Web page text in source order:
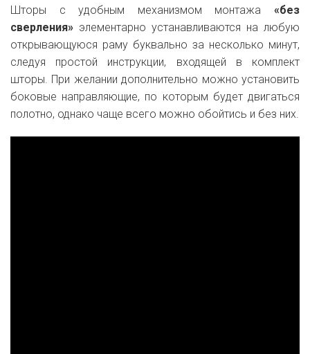
Шторы с удобным механизмом монтажа «без
сверления» элементарно устанавливаются на любую
открывающуюся раму буквально за несколько минут,
следуя простой инструкции, входящей в комплект
шторы. При желании дополнительно можно установить
боковые направляющие, по которым будет двигаться
полотно, однако чаще всего можно обойтись и без них.